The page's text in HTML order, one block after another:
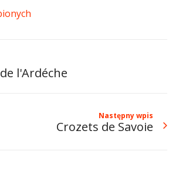
l'Ardéche
Następny wpis
Crozets de Savoie